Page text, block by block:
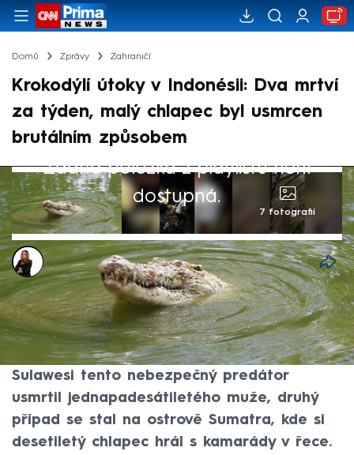
Domů Zprávy Zahraničí
Krokodýlí útoky v Indonésii: Dva mrtví
za týden, malý chlapec byl usmrcen
brutálním způsobem
Žádná položka z playlistu není
dostupná.
7 fotografií
Michaela Bartošová
29. bře 2025, 18:50
Během posledního týdne došlo v Indonésii
ke dvěma tragickým incidentům, při kterých
lidé zemřeli po útoku krokodýlů. Na ostrově
Sulawesi tento nebezpečný predátor
usmrtil jednapadesátiletého muže, druhý
případ se stal na ostrově Sumatra, kde si
desetiletý chlapec hrál s kamarády v řece.